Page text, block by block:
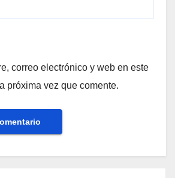
correo electrónico y web en este
próxima vez que comente.